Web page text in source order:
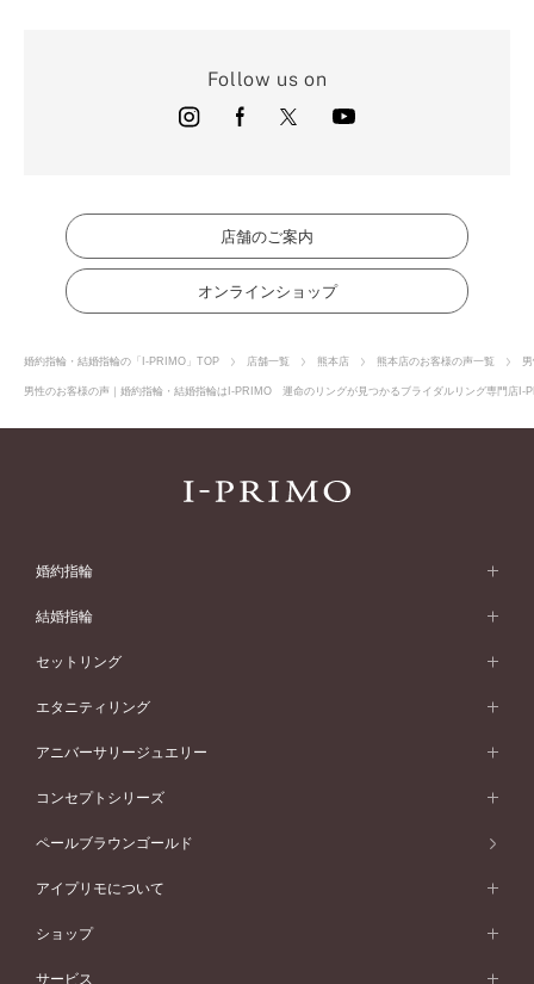
Follow us on
店舗のご案内
オンラインショップ
婚約指輪・結婚指輪の「I-PRIMO」TOP 店舗一覧 熊本店 熊本店のお客様の声一覧
男性のお客様の声｜婚約指輪・結婚指輪はI-PRIMO 運命のリングが見つかるブライダルリング専門店I-
婚約指輪
婚約指輪 (エンゲージリング)
婚約指輪一覧
ピンクゴールド
ペールブラウンゴールド
ウェーブライン
V字ライン
ワンサイドメレ
ダブルサイドメレ
シンプル
フェミニン
モード
50万円台～
40万円台～
30万円台～
婚約指輪 人気ランキング
結婚指輪
結婚指輪 (マリッジリング)
結婚指輪一覧
ピンクゴールド
ペールブラウンゴールド
ウェーブライン
V字ライン
ワンメレ
セベラルメレ
シンプル
フェミニン
モード
50万円～
40万円～50万円
セットリング
セットリング
セットリング一覧
ピンクゴールド
ペールブラウンゴールド
エタニティリング
エタニティリング
エタニティリング一覧
ピンクゴールド
ペールブラウンゴールド
アニバーサリージュエリー
アニバーサリージュエリー
アニバーサリージュエリー一覧
ファッションリング
ブレスレット
コンセプトシリーズ
コンセプトシリーズ
オリジンビリーフ
ペールブラウンゴールド
アイプリモについて
アイプリモについて
パーソナルハンド診断
ショップ
店舗一覧
サービス